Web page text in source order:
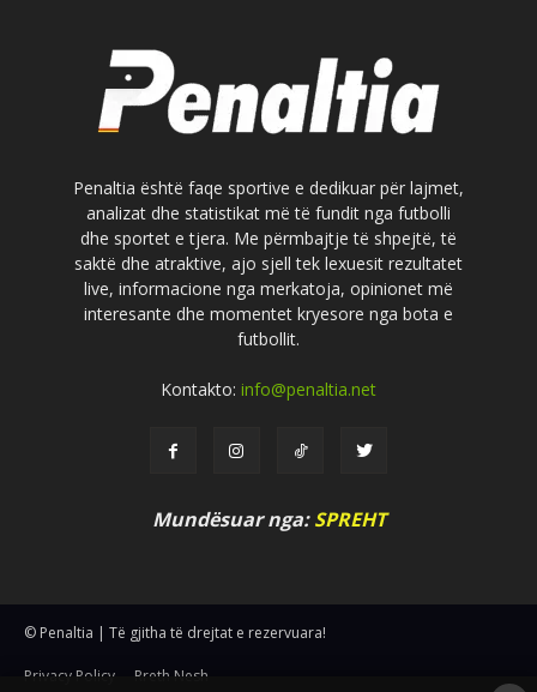
Penaltia është faqe sportive e dedikuar për lajmet,
analizat dhe statistikat më të fundit nga futbolli
dhe sportet e tjera. Me përmbajtje të shpejtë, të
saktë dhe atraktive, ajo sjell tek lexuesit rezultatet
live, informacione nga merkatoja, opinionet më
interesante dhe momentet kryesore nga bota e
futbollit.
Kontakto: info@penaltia.net
Mundësuar nga:SPREHT
© Penaltia | Të gjitha të drejtat e rezervuara!
Privacy Policy Rreth Nesh